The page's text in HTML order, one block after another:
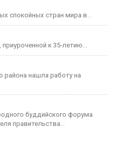
спокойных стран мира в...
к 35-летию...
района нашла работу на
буддийского форума
правительства...